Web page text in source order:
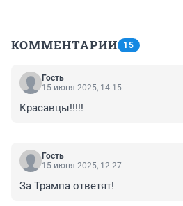
КОММЕНТАРИИ 15
Гость
15 июня 2025, 14:15
Красавцы!!!!!
Гость
15 июня 2025, 12:27
За Трампа ответят!